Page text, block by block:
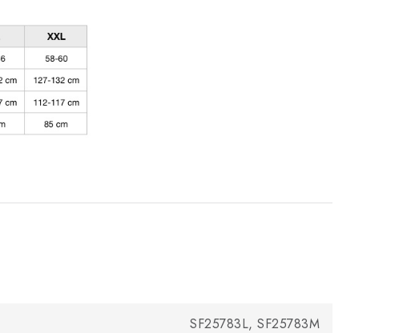
SF25783L, SF25783M